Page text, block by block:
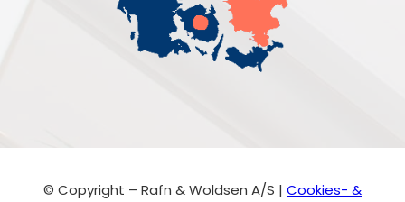
© Copyright – Rafn & Woldsen A/S | Cookies- &